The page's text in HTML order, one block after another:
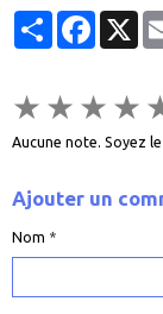
PartagerFacebook
X
★ ★ ★ ★
Aucune note. Soyez
Ajouter un
Nom